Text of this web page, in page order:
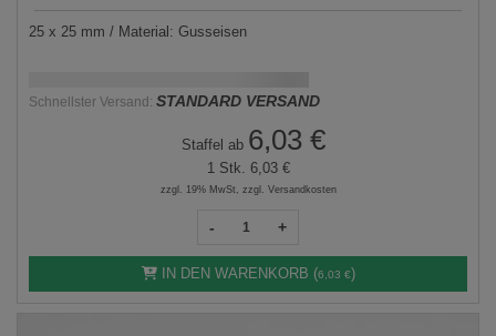
25 x 25 mm / Material: Gusseisen
Schnellster Versand: STANDARD VERSAND
Staffel ab 6,03 €
1 Stk. 6,03 €
zzgl. 19% MwSt, zzgl. Versandkosten
- +
IN DEN WARENKORB (6,03 €)